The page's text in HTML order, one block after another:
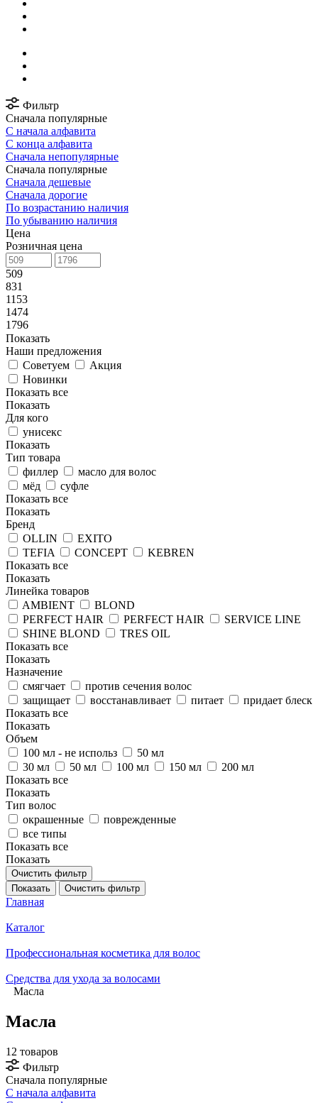
Фильтр
Сначала популярные
С начала алфавита
С конца алфавита
Сначала непопулярные
Сначала популярные
Сначала дешевые
Сначала дорогие
По возрастанию наличия
По убыванию наличия
Цена
Розничная цена
509
831
1153
1474
1796
Показать
Наши предложения
Советуем
Акция
Новинки
Показать все
Показать
Для кого
унисекс
Показать
Тип товара
филлер
масло для волос
мёд
суфле
Показать все
Показать
Бренд
OLLIN
EXITO
TEFIA
CONCEPT
KEBREN
Показать все
Показать
Линейка товаров
AMBIENT
BLOND
PERFECT HAIR
PERFECT HAIR
SERVICE LINE
SHINE BLOND
TRES OIL
Показать все
Показать
Назначение
смягчает
против сечения волос
защищает
восстанавливает питает
придает блеск
Показать все
Показать
Объем
100 мл - не использ
50 мл
30 мл
50 мл 100 мл 150 мл
200 мл
Показать все
Показать
Тип волос
окрашенные
поврежденные
все типы
Показать все
Показать
Очистить фильтр
Показать
Очистить фильтр
Главная
Каталог
Профессиональная косметика для волос
Средства для ухода за волосами
Масла
Масла
12 товаров
Фильтр
Сначала популярные
С начала алфавита